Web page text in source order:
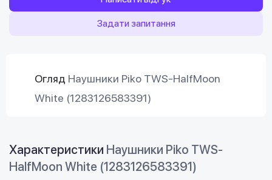
Задати запитання
Огляд Наушники Piko TWS-HalfMoon
White (1283126583391)
Характеристики Наушники Piko TWS-
HalfMoon White (1283126583391)